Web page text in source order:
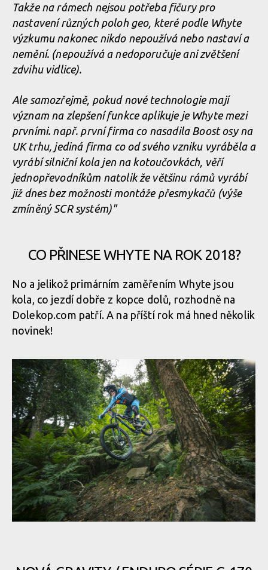
Takže na rámech nejsou potřeba fičury pro
nastavení různých poloh geo, které podle Whyte
výzkumu nakonec nikdo nepoužívá nebo nastaví a
nemění. (nepoužívá a nedoporučuje ani zvětšení
zdvihu vidlice).
Ale samozřejmě, pokud nové technologie mají
význam na zlepšení funkce aplikuje je Whyte mezi
prvními. např. první firma co nasadila Boost osy na
UK trhu, jediná firma co od svého vzniku vyráběla a
vyrábí silniční kola jen na kotoučovkách, věří
jednopřevodníkům natolik že většinu rámů vyrábí
již dnes bez možnosti montáže přesmykačů (výše
zmíněný SCR systém)"
CO PŘINESE WHYTE NA ROK 2018?
No a jelikož primárním zaměřením Whyte jsou
kola, co jezdí dobře z kopce dolů, rozhodně na
Dolekop.com patří. A na příští rok má hned několik
novinek!